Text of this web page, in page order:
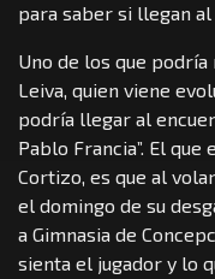
para saber si llegan
Uno de los que
Leiva, quien viene
podría llegar al
Pablo Francia”. El
Cortizo, es que al
el domingo de su
a Gimnasia de
sienta el jugador y lo